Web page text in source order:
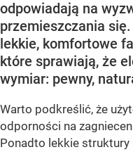
odpowiadają na
przemieszczania
lekkie, komfortowe
które sprawiają, że
wymiar: pewny,
Warto podkreślić, że
odporności na
Ponadto lekkie struktury